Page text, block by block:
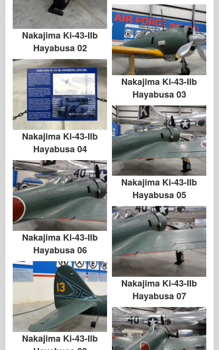
Nakajima Ki-43-IIb
Hayabusa 02
Nakajima Ki-43-IIb
Hayabusa 03
Nakajima Ki-43-IIb
Hayabusa 04
Nakajima Ki-43-IIb
Hayabusa 05
Nakajima Ki-43-IIb
Hayabusa 06
Nakajima Ki-43-IIb
Hayabusa 07
Nakajima Ki-43-IIb